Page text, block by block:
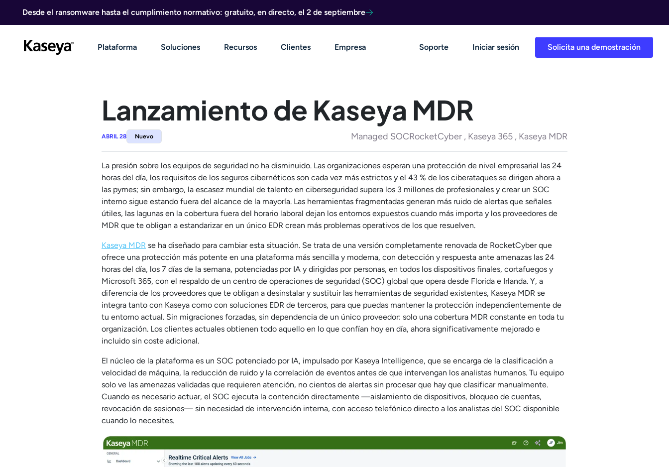
Desde el ransomware hasta el cumplimiento normativo: gratuito, en directo, el 2 de septiembre
Solicita una demostración
Plataforma Soluciones Recursos Clientes Empresa Soporte Iniciar sesión
Lanzamiento de Kaseya MDR
ABRIL 28 Nuevo Managed SOCRocketCyber , Kaseya 365 , Kaseya MDR
La presión sobre los equipos de seguridad no ha disminuido. Las organizaciones esperan una protección de nivel empresarial las 24
horas del día, los requisitos de los seguros cibernéticos son cada vez más estrictos y el 43 % de los ciberataques se dirigen ahora a
las pymes; sin embargo, la escasez mundial de talento en ciberseguridad supera los 3 millones de profesionales y crear un SOC
interno sigue estando fuera del alcance de la mayoría. Las herramientas fragmentadas generan más ruido de alertas que señales
útiles, las lagunas en la cobertura fuera del horario laboral dejan los entornos expuestos cuando más importa y los proveedores de
MDR que te obligan a estandarizar en un único EDR crean más problemas operativos de los que resuelven.
Kaseya MDR se ha diseñado para cambiar esta situación. Se trata de una versión completamente renovada de RocketCyber que
ofrece una protección más potente en una plataforma más sencilla y moderna, con detección y respuesta ante amenazas las 24
horas del día, los 7 días de la semana, potenciadas por IA y dirigidas por personas, en todos los dispositivos finales, cortafuegos y
Microsoft 365, con el respaldo de un centro de operaciones de seguridad (SOC) global que opera desde Florida e Irlanda. Y, a
diferencia de los proveedores que te obligan a desinstalar y sustituir las herramientas de seguridad existentes, Kaseya MDR se
integra tanto con Kaseya como con soluciones EDR de terceros, para que puedas mantener la protección independientemente de
tu entorno actual. Sin migraciones forzadas, sin dependencia de un único proveedor: solo una cobertura MDR constante en toda tu
organización. Los clientes actuales obtienen todo aquello en lo que confían hoy en día, ahora significativamente mejorado e
incluido sin coste adicional.
El núcleo de la plataforma es un SOC potenciado por IA, impulsado por Kaseya Intelligence, que se encarga de la clasificación a
velocidad de máquina, la reducción de ruido y la correlación de eventos antes de que intervengan los analistas humanos. Tu equipo
solo ve las amenazas validadas que requieren atención, no cientos de alertas sin procesar que hay que clasificar manualmente.
Cuando es necesario actuar, el SOC ejecuta la contención directamente —aislamiento de dispositivos, bloqueo de cuentas,
revocación de sesiones— sin necesidad de intervención interna, con acceso telefónico directo a los analistas del SOC disponible
cuando lo necesites.